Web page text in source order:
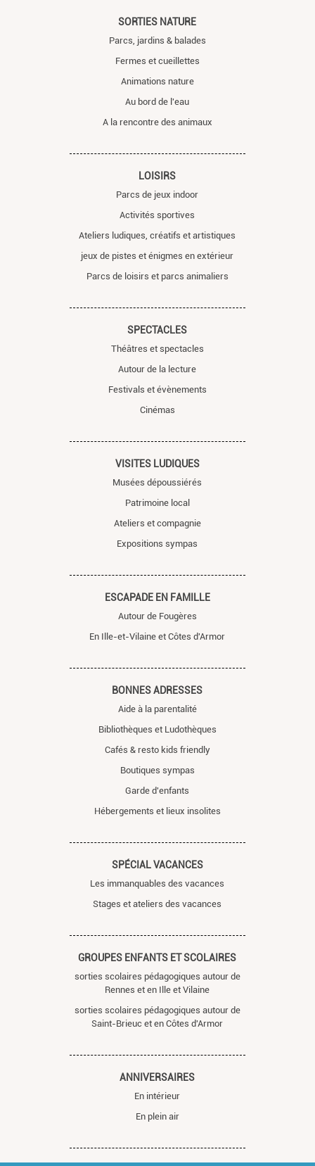
SORTIES NATURE
Parcs, jardins & balades
Fermes et cueillettes
Animations nature
Au bord de l'eau
A la rencontre des animaux
LOISIRS
Parcs de jeux indoor
Activités sportives
Ateliers ludiques, créatifs et artistiques
jeux de pistes et énigmes en extérieur
Parcs de loisirs et parcs animaliers
SPECTACLES
Théâtres et spectacles
Autour de la lecture
Festivals et évènements
Cinémas
VISITES LUDIQUES
Musées dépoussiérés
Patrimoine local
Ateliers et compagnie
Expositions sympas
ESCAPADE EN FAMILLE
Autour de Fougères
En Ille-et-Vilaine et Côtes d'Armor
BONNES ADRESSES
Aide à la parentalité
Bibliothèques et Ludothèques
Cafés & resto kids friendly
Boutiques sympas
Garde d'enfants
Hébergements et lieux insolites
SPÉCIAL VACANCES
Les immanquables des vacances
Stages et ateliers des vacances
GROUPES ENFANTS ET SCOLAIRES
sorties scolaires pédagogiques autour de
Rennes et en Ille et Vilaine
sorties scolaires pédagogiques autour de
Saint-Brieuc et en Côtes d'Armor
ANNIVERSAIRES
En intérieur
En plein air